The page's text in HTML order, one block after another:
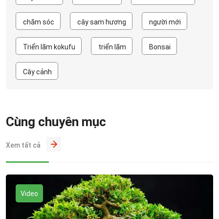
chăm sóc cây sam hương người mới
Triển lãm kokufu triển lãm Bonsai
Cây cảnh
Cùng chuyên mục
Xem tất cả
Video